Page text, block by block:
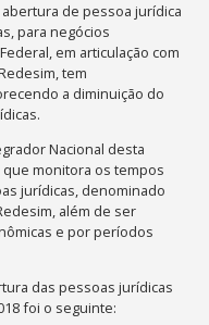
de pessoa jurídica
para negócios
em articulação com
tem
a diminuição do
Nacional desta
monitora os tempos
jurídicas, denominado
além de ser
e por períodos
das pessoas jurídicas
foi o seguinte: